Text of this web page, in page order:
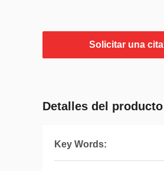
Solicitar una cita
Detalles del producto
Key Words: